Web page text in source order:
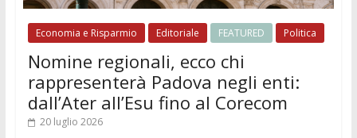
Economia e Risparmio Editoriale FEATURED Politica
Nomine regionali, ecco chi
rappresenterà Padova negli enti:
dall’Ater all’Esu fino al Corecom
20 luglio 2026